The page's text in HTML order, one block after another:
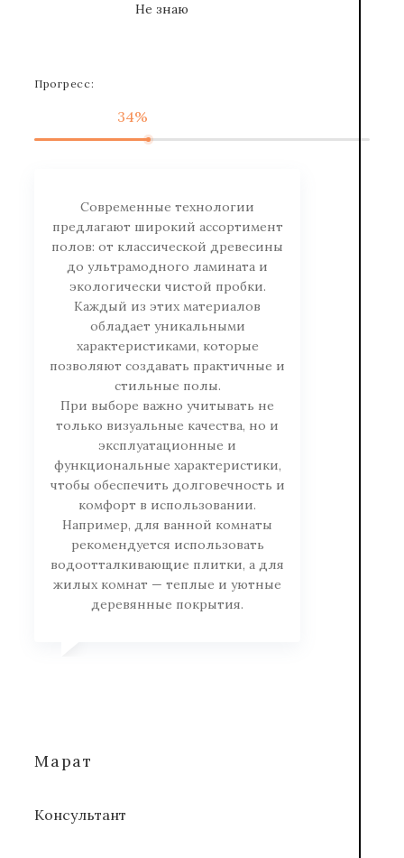
Не знаю
Прогресс:
34%
Современные технологии
предлагают широкий ассортимент
полов: от классической древесины
до ультрамодного ламината и
экологически чистой пробки.
Каждый из этих материалов
обладает уникальными
характеристиками, которые
позволяют создавать практичные и
стильные полы.
При выборе важно учитывать не
только визуальные качества, но и
эксплуатационные и
функциональные характеристики,
чтобы обеспечить долговечность и
комфорт в использовании.
Например, для ванной комнаты
рекомендуется использовать
водоотталкивающие плитки, а для
жилых комнат — теплые и уютные
деревянные покрытия.
Марат
Консультант